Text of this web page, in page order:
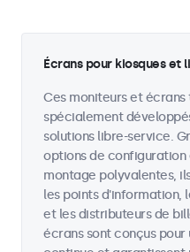
Écrans pour kiosques et
Ces moniteurs et
spécialement
solutions libre-service.
options de configuration
montage polyvalentes,
les points d'information,
et les distributeurs de
écrans sont conçus